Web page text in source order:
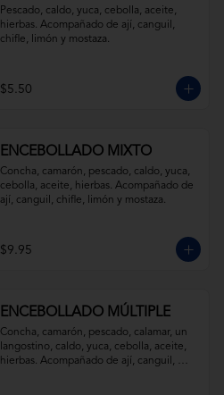
Pescado, caldo, yuca, cebolla, aceite,
hierbas. Acompañado de ají, canguil,
chifle, limón y mostaza.
$5.50
ENCEBOLLADO MIXTO
Concha, camarón, pescado, caldo, yuca,
cebolla, aceite, hierbas. Acompañado de
ají, canguil, chifle, limón y mostaza.
$9.95
ENCEBOLLADO MÚLTIPLE
Concha, camarón, pescado, calamar, un
langostino, caldo, yuca, cebolla, aceite,
hierbas. Acompañado de ají, canguil,